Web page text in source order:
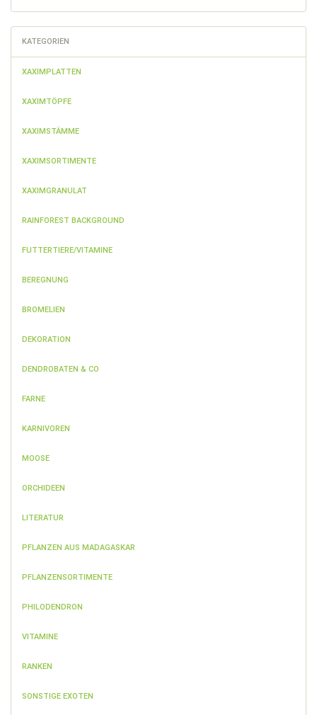
KATEGORIEN
XAXIMPLATTEN
XAXIMTÖPFE
XAXIMSTÄMME
XAXIMSORTIMENTE
XAXIMGRANULAT
RAINFOREST BACKGROUND
FUTTERTIERE/VITAMINE
BEREGNUNG
BROMELIEN
DEKORATION
DENDROBATEN & CO
FARNE
KARNIVOREN
MOOSE
ORCHIDEEN
LITERATUR
PFLANZEN AUS MADAGASKAR
PFLANZENSORTIMENTE
PHILODENDRON
VITAMINE
RANKEN
SONSTIGE EXOTEN